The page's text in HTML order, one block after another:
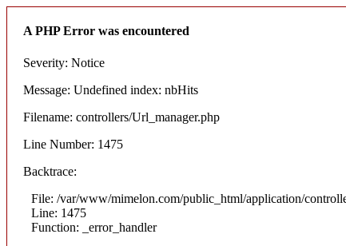
A PHP Error was encountered
Severity: Notice
Message: Undefined index: nbHits
Filename: controllers/Url_manager.php
Line Number: 1475
Backtrace:
File: /var/www/mimelon.com/public_html/application/
Line: 1475
Function: _error_handler